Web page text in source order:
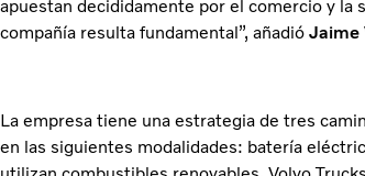
apuestan decididamente por el comercio y la
compañía resulta fundamental”, añadió Jaime
La empresa tiene una estrategia de tres
en las siguientes modalidades: batería